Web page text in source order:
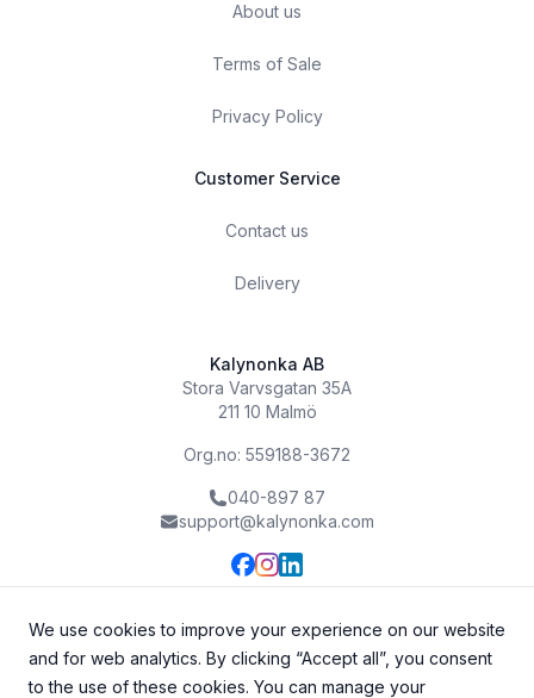
About us
Terms of Sale
Privacy Policy
Customer Service
Contact us
Delivery
Kalynonka AB
Stora Varvsgatan 35A
211 10 Malmö
Org.no: 559188-3672
040-897 87
support@kalynonka.com
We use cookies to improve your experience on our website
and for web analytics. By clicking “Accept all”, you consent
to the use of these cookies. You can manage your